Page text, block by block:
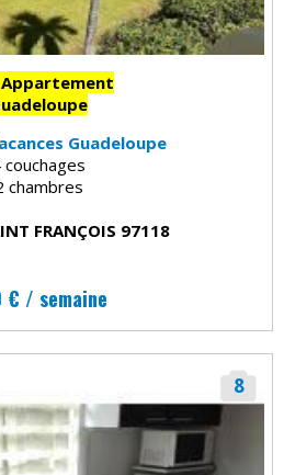
Guadeloupe
couchages
chambres
FRANÇOIS 97118
€ / semaine
8